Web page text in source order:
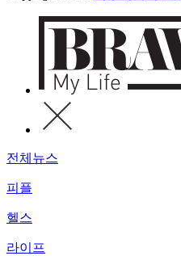
전체뉴스
피플
헬스
라이프